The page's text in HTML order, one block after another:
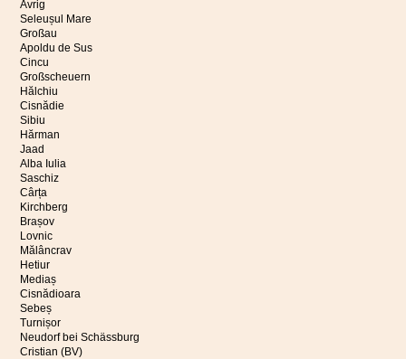
Avrig
Seleușul Mare
Großau
Apoldu de Sus
Cincu
Großscheuern
Hălchiu
Cisnădie
Sibiu
Hărman
Jaad
Alba Iulia
Saschiz
Cârța
Kirchberg
Brașov
Lovnic
Mălâncrav
Hetiur
Mediaș
Cisnădioara
Sebeș
Turnișor
Neudorf bei Schässburg
Cristian (BV)